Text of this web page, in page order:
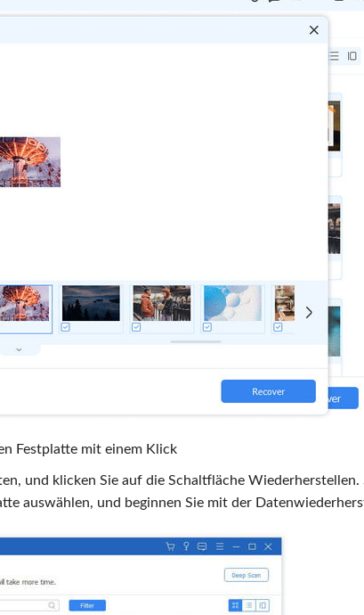
Festplatte mit einem Klick
und klicken Sie auf die Schaltfläche Wiederherstellen.
auswählen, und beginnen Sie mit der